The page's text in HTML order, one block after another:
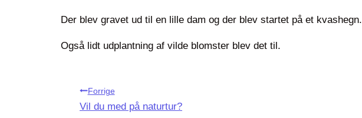
Der blev gravet ud til en lille dam og der blev startet på et kvashegn.
Også lidt udplantning af vilde blomster blev det til.
Indlægsnavigation
Forrige
Vil du med på naturtur?